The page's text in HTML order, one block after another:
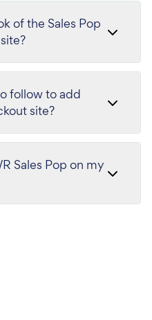
of the Sales Pop
follow to add
site?
Sales Pop on my